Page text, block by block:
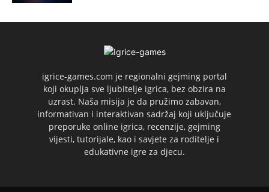
igrice-games.com je regionalni gejming portal
koji okuplja sve ljubitelje igrica, bez obzira na
uzrast. Naša misija je da pružimo zabavan,
informativan i interaktivan sadržaj koji uključuje
preporuke online igrica, recenzije, gejming
vijesti, tutorijale, kao i savjete za roditelje i
edukativne igre za djecu.